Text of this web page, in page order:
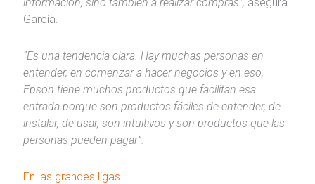
García.
“Es una tendencia clara. Hay muchas personas en
entender, en comenzar a hacer negocios y en eso,
Epson tiene muchos productos que facilitan esa
entrada porque son productos fáciles de entender, de
instalar, de usar, son intuitivos y son productos que las
personas pueden pagar”.
En las grandes ligas